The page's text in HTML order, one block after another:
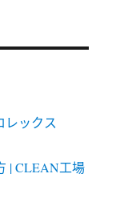
レックス
| CLEAN工場